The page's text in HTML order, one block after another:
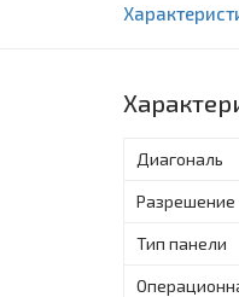
Диагональ
Разрешение
Тип панели